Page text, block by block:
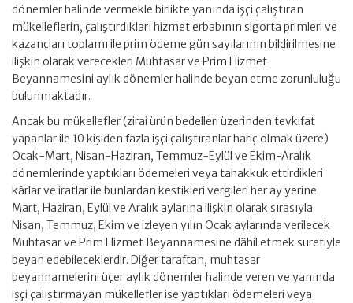
dönemler halinde vermekle birlikte yanında işçi çalıştıran
mükelleflerin, çalıştırdıkları hizmet erbabının sigorta primleri ve
kazançları toplamı ile prim ödeme gün sayılarının bildirilmesine
ilişkin olarak verecekleri Muhtasar ve Prim Hizmet
Beyannamesini aylık dönemler halinde beyan etme zorunluluğu
bulunmaktadır.
Ancak bu mükellefler (zirai ürün bedelleri üzerinden tevkifat
yapanlar ile 10 kişiden fazla işçi çalıştıranlar hariç olmak üzere)
Ocak-Mart, Nisan-Haziran, Temmuz-Eylül ve Ekim-Aralık
dönemlerinde yaptıkları ödemeleri veya tahakkuk ettirdikleri
kârlar ve iratlar ile bunlardan kestikleri vergileri her ay yerine
Mart, Haziran, Eylül ve Aralık aylarına ilişkin olarak sırasıyla
Nisan, Temmuz, Ekim ve izleyen yılın Ocak aylarında verilecek
Muhtasar ve Prim Hizmet Beyannamesine dâhil etmek suretiyle
beyan edebileceklerdir. Diğer taraftan, muhtasar
beyannamelerini üçer aylık dönemler halinde veren ve yanında
işçi çalıştırmayan mükellefler ise yaptıkları ödemeleri veya